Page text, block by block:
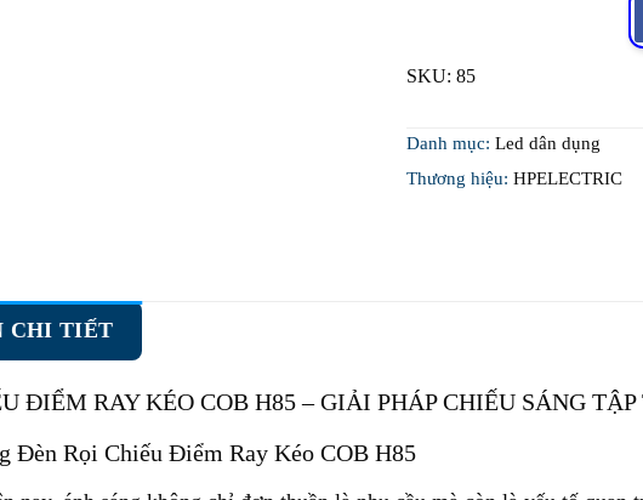
SKU: 85
Danh mục: Led dân dụng
Thương hiệu: HPELECTRIC
CHI TIẾT
ĐIỂM RAY KÉO COB H85– GIẢI PHÁP CHIẾU SÁNG
Đèn Rọi Chiếu Điểm Ray Kéo COB H85